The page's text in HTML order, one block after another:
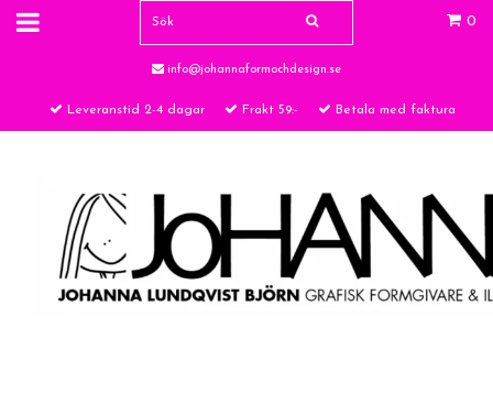
0
info@johannaformochdesign.se
Leveranstid 2-4 dagar Frakt 59:- Betala med faktura